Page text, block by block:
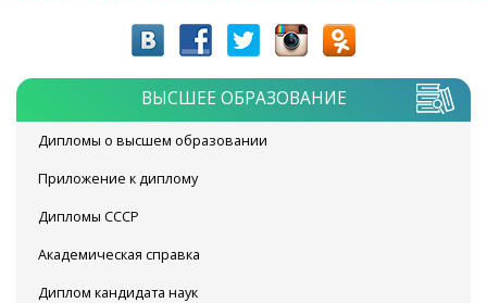
ВЫСШЕЕ ОБРАЗОВАНИЕ
Дипломы о высшем образовании
Приложение к диплому
Дипломы СССР
Академическая справка
Диплом кандидата наук